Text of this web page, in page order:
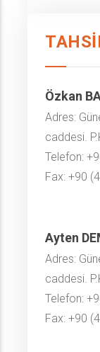
Özkan
Adres:
caddesi.
Telefon:
Fax: +90
Ayten
Adres:
caddesi.
Telefon:
Fax: +90